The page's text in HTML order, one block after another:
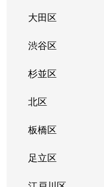
押上
押上
押上
押上
押上
押上
大田区
渋谷区
杉並区
北区
板橋区
足立区